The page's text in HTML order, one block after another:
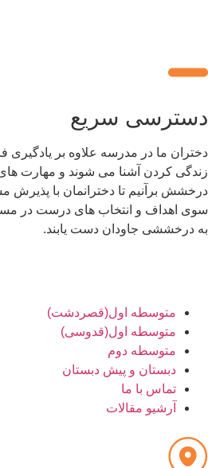
سریع
ما در مدرسه علاوه بر یادگیری
کردن آشنا می شوند و مهارت های
برآنیم تا دخترانمان با پذیرش
اهداف و انتخاب های درست در
درخششی جاودان دست یابند.
متوسطه اول(قصردشت)
متوسطه اول(قدوسی)
متوسطه دوم
دبستان و پیش دبستان
تماس با ما
آرشیو مقالات